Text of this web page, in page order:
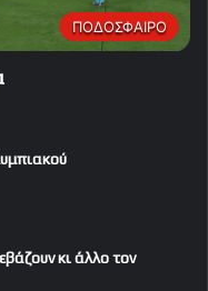
ΠΟΔΟΣΦΑΙΡΟ
κι άλλο τον